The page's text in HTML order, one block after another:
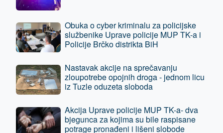
Obuka o cyber kriminalu za policijske
službenike Uprave policije MUP TK-a i
Policije Brčko distrikta BiH
Nastavak akcije na sprečavanju
zloupotrebe opojnih droga - jednom licu
iz Tuzle oduzeta sloboda
Akcija Uprave policije MUP TK-a- dva
bjegunca za kojima su bile raspisane
potrage pronađeni i lišeni slobode